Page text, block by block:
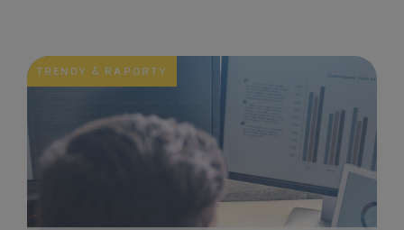
TRENDY & RAPORTY